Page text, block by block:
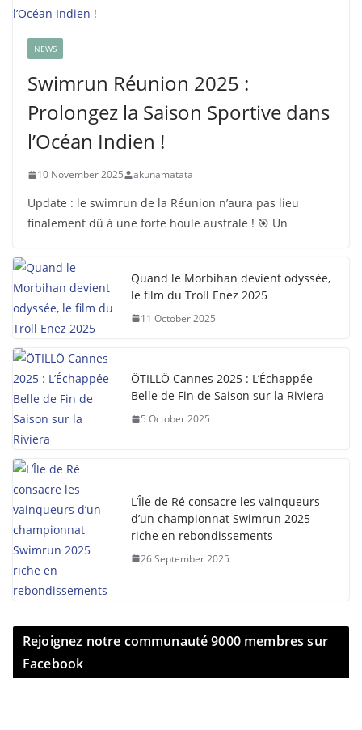
NEWS
Swimrun Réunion 2025 :
Prolongez la Saison Sportive dans
l’Océan Indien !
10 November 2025 akunamatata
Update : le swimrun de la Réunion n’aura pas lieu
finalement dû à une forte houle australe ! 🎯 Un
Quand le Morbihan devient odyssée,
le film du Troll Enez 2025
11 October 2025
ÖTILLÖ Cannes 2025 : L’Échappée
Belle de Fin de Saison sur la Riviera
5 October 2025
L’Île de Ré consacre les vainqueurs
d’un championnat Swimrun 2025
riche en rebondissements
26 September 2025
Rejoignez notre communauté 9000 membres sur
Facebook